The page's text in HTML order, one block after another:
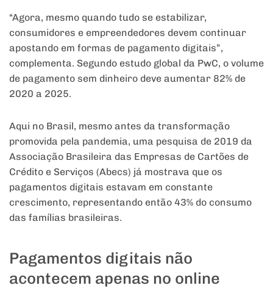
“Agora, mesmo quando tudo se estabilizar,
consumidores e empreendedores devem continuar
apostando em formas de pagamento digitais”,
complementa. Segundo estudo global da PwC, o volume
de pagamento sem dinheiro deve aumentar 82% de
2020 a 2025.
Aqui no Brasil, mesmo antes da transformação
promovida pela pandemia, uma pesquisa de 2019 da
Associação Brasileira das Empresas de Cartões de
Crédito e Serviços (Abecs) já mostrava que os
pagamentos digitais estavam em constante
crescimento, representando então 43% do consumo
das famílias brasileiras.
Pagamentos digitais não
acontecem apenas no online